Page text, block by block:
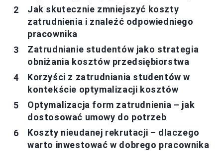
Jak skutecznie zmniejszyć koszty
zatrudnienia i znaleźć odpowiedniego
pracownika
Zatrudnianie studentów jako strategia
obniżania kosztów przedsiębiorstwa
Korzyści z zatrudniania studentów w
kontekście optymalizacji kosztów
Optymalizacja form zatrudnienia – jak
dostosować umowy do potrzeb
Koszty nieudanej rekrutacji – dlaczego
warto inwestować w dobrego pracownika